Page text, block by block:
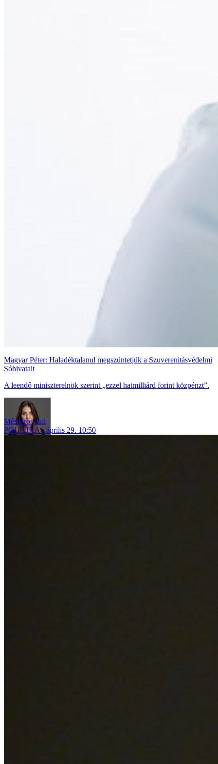
Magyar Péter: Haladéktalanul megszüntetjük a Szuverenitásvédelmi
Sóhivatalt
A leendő miniszterelnök szerint „ezzel hatmilliárd forint közpénzt”.
Mészáros Juli
POLITIKA
április 29. 10:50